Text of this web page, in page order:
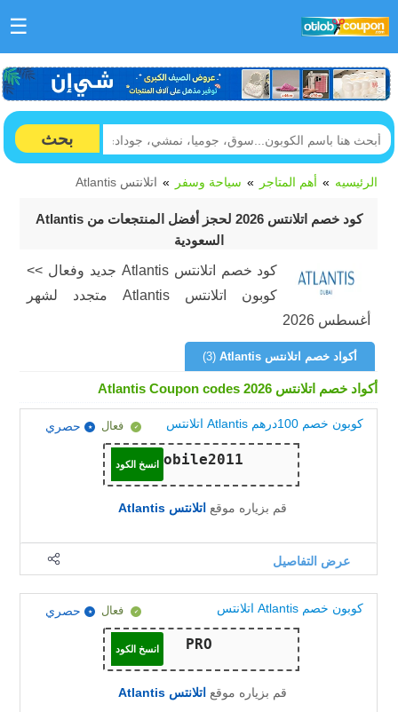
☰
بحث
الرئيسيه أهم المتاجر سياحة وسفر اتلانتس Atlantis
كود خصم اتلانتس 2026 لحجز أفضل المنتجعات من Atlantis
السعودية
كود خصم اتلانتس Atlantis جديد وفعال >>
كوبون اتلانتس Atlantis متجدد لشهر
أغسطس 2026
أكواد خصم اتلانتس Atlantis (3)
أكواد خصم اتلانتس Atlantis Coupon codes 2026
كوبون خصم 100درهم Atlantis اتلانتس فعال حصري
انسخ الكود
قم بزياره موقع اتلانتس Atlantis
عرض التفاصيل
كوبون خصم Atlantis اتلانتس فعال حصري
انسخ الكود
قم بزياره موقع اتلانتس Atlantis